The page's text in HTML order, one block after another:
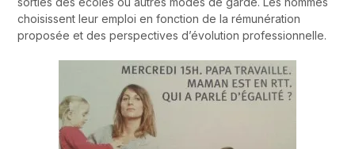
choisissent leur emploi en fonction de la rémunération
proposée et des perspectives d’évolution professionnelle.